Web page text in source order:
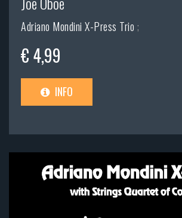
Adriano Mondini X-Press Trio ;
€ 4,99
INFO